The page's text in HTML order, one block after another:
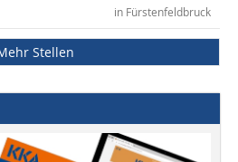
in Fürstenfeldbruck
Stellen